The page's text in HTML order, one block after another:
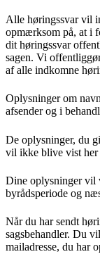
Alle høringssvar vil
opmærksom på, at i
dit høringssvar
sagen. Vi
af alle indkomne
Oplysninger om
afsender og i
De oplysninger, du
vil ikke blive vist her
Dine oplysninger
byrådsperiode og
Når du har sendt
sagsbehandler. Du
mailadresse, du har